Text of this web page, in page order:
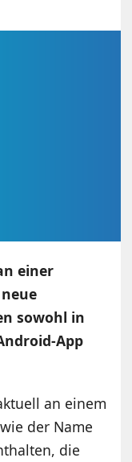
einer
sowohl in
App
an einem
der Name
die